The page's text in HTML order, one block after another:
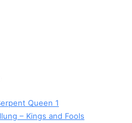
Queen 1
– Kings and Fools